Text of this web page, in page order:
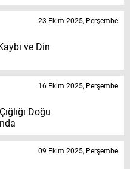
ve Din
23 Ekim 2025, Perşembe
Doğu
16 Ekim 2025, Perşembe
09 Ekim 2025, Perşembe